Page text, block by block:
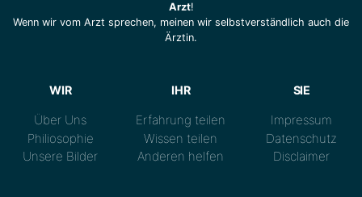
Arzt!
Wenn wir vom Arzt sprechen, meinen wir selbstverständlich auch die
Ärztin.
WIR
Über Uns
Philiosophie
Unsere Bilder
IHR
Erfahrung teilen
Wissen teilen
Anderen helfen
SIE
Impressum
Datenschutz
Disclaimer